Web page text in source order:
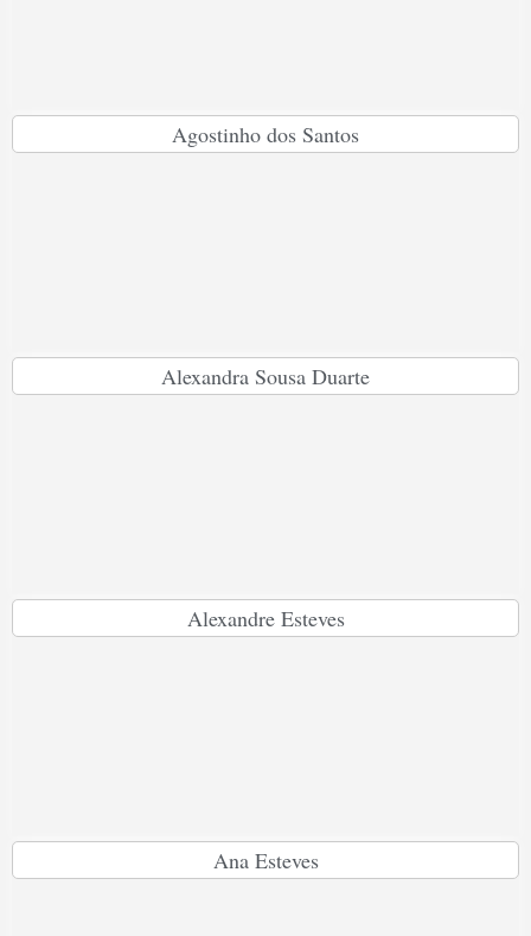
Agostinho dos Santos
Alexandra Sousa Duarte
Alexandre Esteves
Ana Esteves